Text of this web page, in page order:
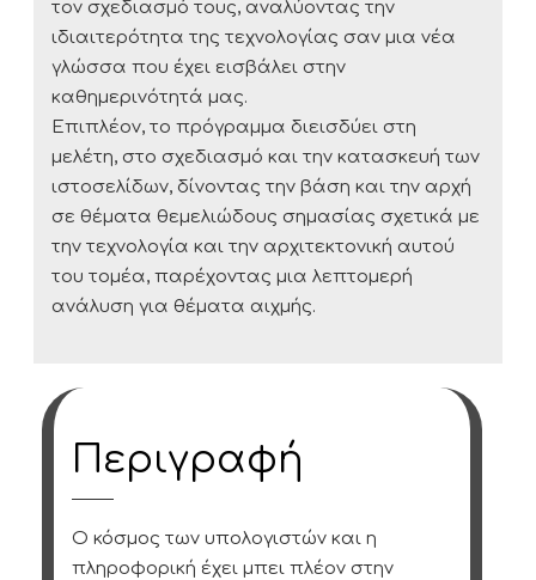
τον σχεδιασμό τους, αναλύοντας την
ιδιαιτερότητα της τεχνολογίας σαν μια νέα
γλώσσα που έχει εισβάλει στην
καθημερινότητά μας.
Επιπλέον, το πρόγραμμα διεισδύει στη
μελέτη, στο σχεδιασμό και την κατασκευή των
ιστοσελίδων, δίνοντας την βάση και την αρχή
σε θέματα θεμελιώδους σημασίας σχετικά με
την τεχνολογία και την αρχιτεκτονική αυτού
του τομέα, παρέχοντας μια λεπτομερή
ανάλυση για θέματα αιχμής.
Περιγραφή
Ο κόσμος των υπολογιστών και η
πληροφορική έχει μπει πλέον στην